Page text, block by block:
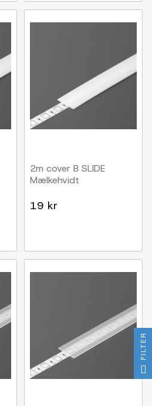
2m cover B SLIDE
Mælkehvidt
19 kr
FILTER